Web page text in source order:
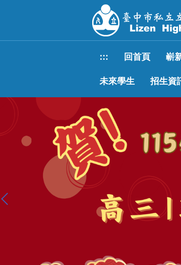
要
::: 回首頁 嶄
未來學生 招生資